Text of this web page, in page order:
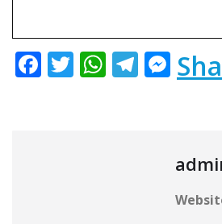
F T W T M
e
n
g